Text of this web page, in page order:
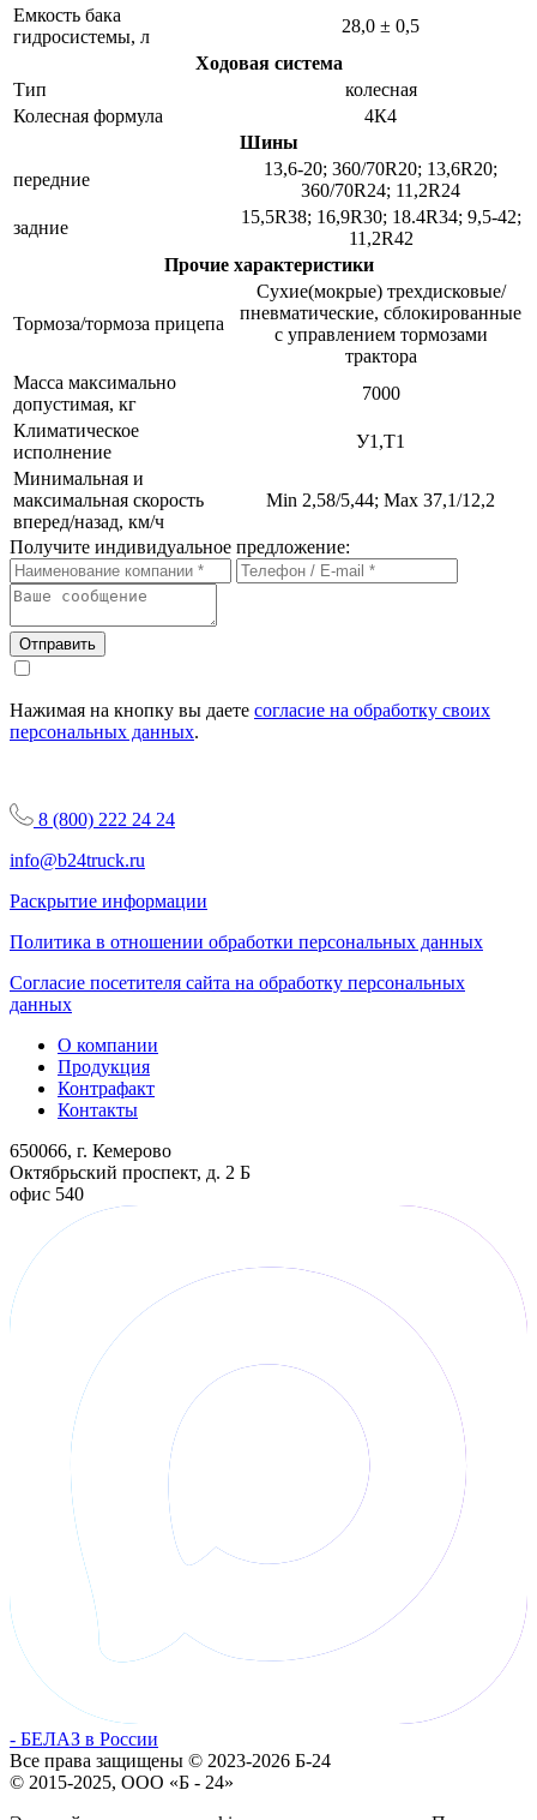
Емкость бака
гидросистемы, л
28,0 ± 0,5
Ходовая система
Тип
колесная
Колесная формула
4К4
Шины
передние
13,6-20; 360/70R20; 13,6R20;
360/70R24; 11,2R24
задние
15,5R38; 16,9R30; 18.4R34; 9,5-42;
11,2R42
Прочие характеристики
Тормоза/тормоза прицепа
Сухие(мокрые) трехдисковые/
пневматические, сблокированные
с управлением тормозами
трактора
Масса максимально
допустимая, кг
7000
Климатическое
исполнение
У1,Т1
Минимальная и
максимальная скорость
вперед/назад, км/ч
Min 2,58/5,44; Max 37,1/12,2
Получите индивидуальное предложение:
Отправить
Нажимая на кнопку вы даете согласие на обработку своих
персональных данных.
8 (800) 222 24 24
info@b24truck.ru
Раскрытие информации
Политика в отношении обработки персональных данных
Согласие посетителя сайта на обработку персональных
данных
О компании
Продукция
Контрафакт
Контакты
650066, г. Кемерово
Октябрьский проспект, д. 2 Б
офис 540
- БЕЛАЗ в России
Все права защищены © 2023-2026 Б-24
© 2015-2025, ООО «Б - 24»